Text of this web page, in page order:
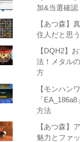
加&当選確
【あつ森】
住人だと思
【DQH2】
法！メタル
方
【モンハン
「
方法
【あつ森】
魅力とファ